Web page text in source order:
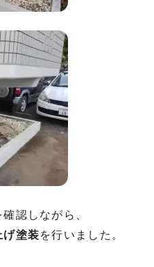
認しながら、
げ塗装を行いました。